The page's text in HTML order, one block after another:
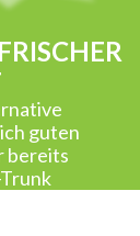
guten
bereits